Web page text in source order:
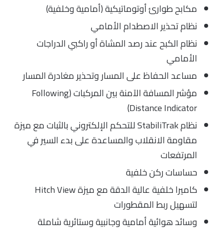
مكابح طوارئ أوتوماتيكية (أمامية وخلفية)
نظام تحذير الاصطدام الأمامي
نظام الكبح عند رصد المشاة أو راكبي الدراجات
الأمامي
مساعد الحفاظ على المسار وتحذير مغادرة المسار
مؤشر المسافة الآمنة بين المركبات (Following
Distance Indicator)
نظام StabiliTrak للتحكم الإلكتروني بالثبات مع ميزة
مقاومة الانقلاب والمساعدة على بدء السير في
المرتفعات
حساسات ركن خلفية
كاميرا خلفية عالية الدقة مع ميزة Hitch View
لتسهيل ربط المقطورات
وسائد هوائية أمامية وجانبية وستائرية شاملة